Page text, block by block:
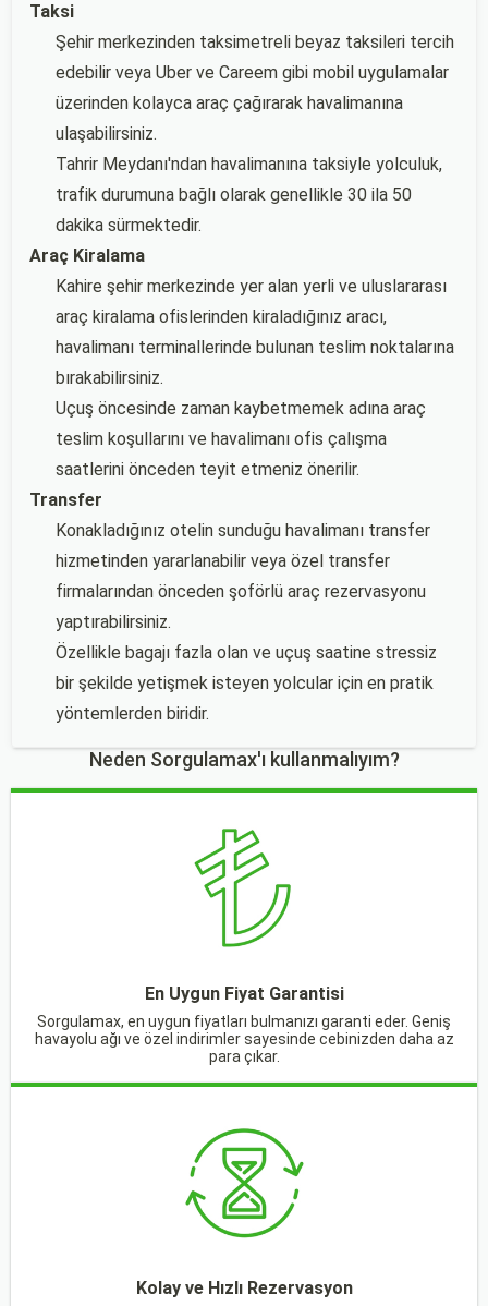
Taksi
Şehir merkezinden taksimetreli beyaz taksileri tercih
edebilir veya Uber ve Careem gibi mobil uygulamalar
üzerinden kolayca araç çağırarak havalimanına
ulaşabilirsiniz.
Tahrir Meydanı'ndan havalimanına taksiyle yolculuk,
trafik durumuna bağlı olarak genellikle 30 ila 50
dakika sürmektedir.
Araç Kiralama
Kahire şehir merkezinde yer alan yerli ve uluslararası
araç kiralama ofislerinden kiraladığınız aracı,
havalimanı terminallerinde bulunan teslim noktalarına
bırakabilirsiniz.
Uçuş öncesinde zaman kaybetmemek adına araç
teslim koşullarını ve havalimanı ofis çalışma
saatlerini önceden teyit etmeniz önerilir.
Transfer
Konakladığınız otelin sunduğu havalimanı transfer
hizmetinden yararlanabilir veya özel transfer
firmalarından önceden şoförlü araç rezervasyonu
yaptırabilirsiniz.
Özellikle bagajı fazla olan ve uçuş saatine stressiz
bir şekilde yetişmek isteyen yolcular için en pratik
yöntemlerden biridir.
Neden Sorgulamax'ı kullanmalıyım?
En Uygun Fiyat Garantisi
Sorgulamax, en uygun fiyatları bulmanızı garanti eder. Geniş
havayolu ağı ve özel indirimler sayesinde cebinizden daha az
para çıkar.
Kolay ve Hızlı Rezervasyon